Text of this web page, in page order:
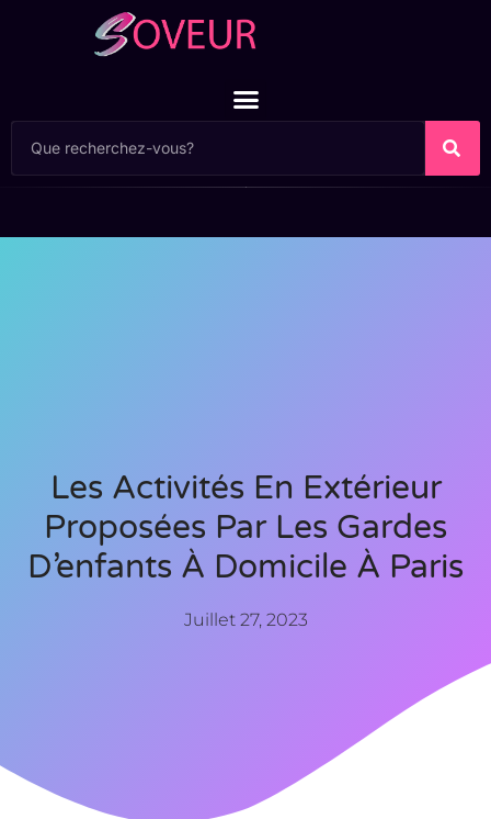
Les Activités En Extérieur
Proposées Par Les Gardes
D’enfants À Domicile À Paris
Juillet 27, 2023